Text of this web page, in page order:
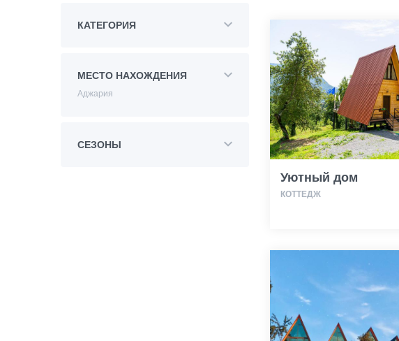
КАТЕГОРИЯ
МЕСТО НАХОЖДЕНИЯ
Аджария
СЕЗОНЫ
Уютный дом
КОТТЕДЖ